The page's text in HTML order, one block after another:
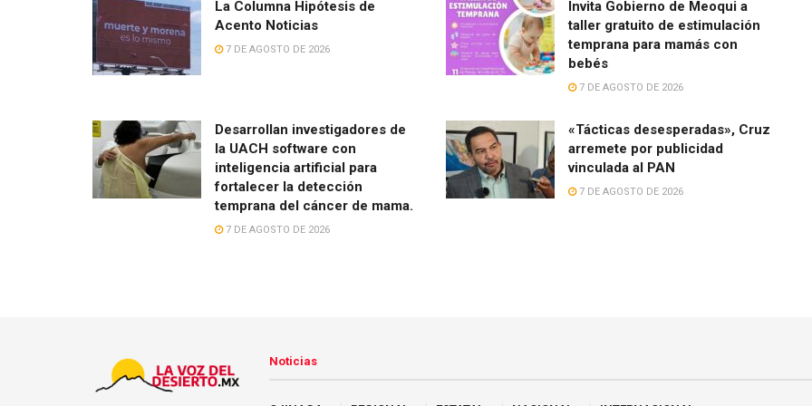
La Columna Hipótesis de
Acento Noticias
7 DE AGOSTO DE 2026
Invita Gobierno de Meoqui a
taller gratuito de estimulación
temprana para mamás con
bebés
7 DE AGOSTO DE 2026
Desarrollan investigadores de
la UACH software con
inteligencia artificial para
fortalecer la detección
temprana del cáncer de mama.
7 DE AGOSTO DE 2026
«Tácticas desesperadas», Cruz
arremete por publicidad
vinculada al PAN
7 DE AGOSTO DE 2026
Noticias